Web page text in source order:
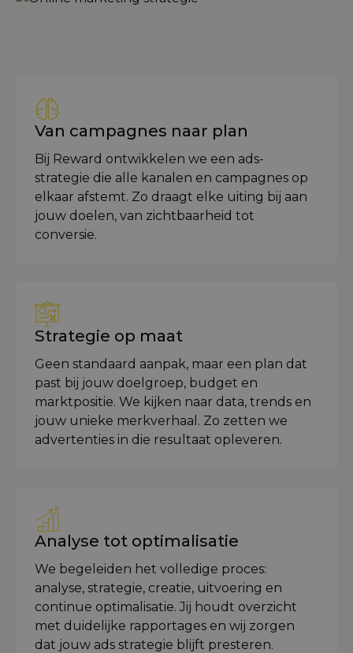
Van campagnes naar plan
Bij Reward ontwikkelen we een ads-
strategie die alle kanalen en campagnes op
elkaar afstemt. Zo draagt elke uiting bij aan
jouw doelen, van zichtbaarheid tot
conversie.
Strategie op maat
Geen standaard aanpak, maar een plan dat
past bij jouw doelgroep, budget en
marktpositie. We kijken naar data, trends en
jouw unieke merkverhaal. Zo zetten we
advertenties in die resultaat opleveren.
Analyse tot optimalisatie
We begeleiden het volledige proces:
analyse, strategie, creatie, uitvoering en
continue optimalisatie. Jij houdt overzicht
met duidelijke rapportages en wij zorgen
dat jouw ads strategie blijft presteren.